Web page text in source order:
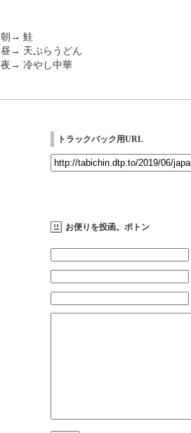
朝→ 鮭
昼→ 天ぷらうどん
夜→ 冷やし中華
トラックバック用URL
お便りを投函。ポトン